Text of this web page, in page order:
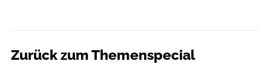
Zurück zum Themenspecial